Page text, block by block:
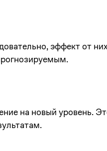
эффект от
на новый уровень.